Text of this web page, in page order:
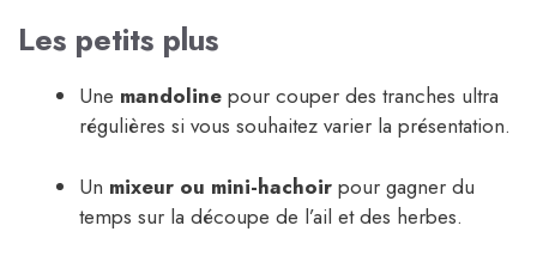
Les petits plus
Une mandoline pour couper des tranches ultra
régulières si vous souhaitez varier la présentation.
Un mixeur ou mini-hachoir pour gagner du
temps sur la découpe de l’ail et des herbes.